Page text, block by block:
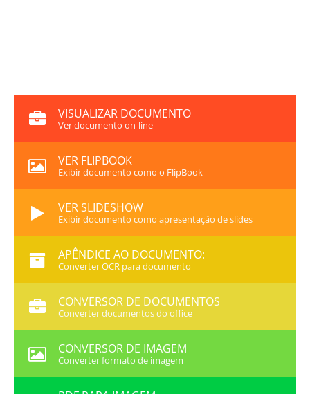
VISUALIZAR DOCUMENTO
Ver documento on-line
VER FLIPBOOK
Exibir documento como o FlipBook
VER SLIDESHOW
Exibir documento como apresentação de slides
APÊNDICE AO DOCUMENTO:
Converter OCR para documento
CONVERSOR DE DOCUMENTOS
Converter documentos do office
CONVERSOR DE IMAGEM
Converter formato de imagem